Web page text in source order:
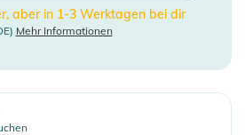
aber in 1-3 Werktagen bei dir
Mehr Informationen